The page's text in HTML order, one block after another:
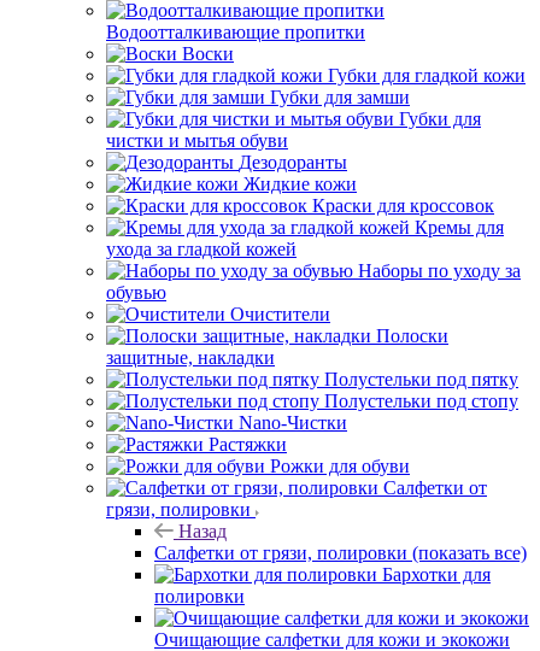
Водоотталкивающие пропитки
Воски
Губки для гладкой кожи
Губки для замши
Губки для
чистки и мытья обуви
Дезодоранты
Жидкие кожи
Краски для кроссовок
Кремы для
ухода за гладкой кожей
Наборы по уходу за
обувью
Очистители
Полоски
защитные, накладки
Полустельки под пятку
Полустельки под стопу
Nano-Чистки
Растяжки
Рожки для обуви
Салфетки от
грязи, полировки
Назад
Салфетки от грязи, полировки (показать все)
Бархотки для
полировки
Очищающие салфетки для кожи и экокожи